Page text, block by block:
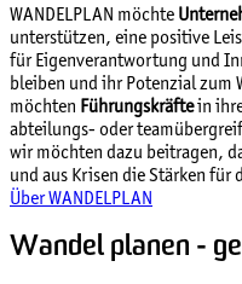
WANDELPLAN möchte
unterstützen, eine positive
für Eigenverantwortung und
bleiben und ihr Potenzial zum
möchten Führungskräftein
abteilungs- oder
wir möchten dazu beitragen,
und aus Krisen die Stärken für
Über WANDELPLAN
Wandel planen -